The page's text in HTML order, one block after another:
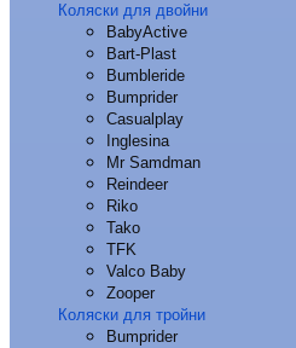
Коляски для двойни
BabyActive
Bart-Plast
Bumbleride
Bumprider
Casualplay
Inglesina
Mr Samdman
Reindeer
Riko
Tako
TFK
Valco Baby
Zooper
Коляски для тройни
Bumprider